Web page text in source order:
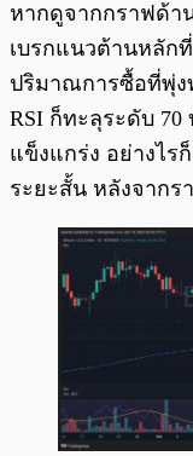
หากดูจากกราฟด้า
เบรกแนวต้านหลัก
ปริมาณการซื้อที่พุ่ง
RSI ก็ทะลุระดับ
แข็งแกร่ง อย่างไร
ระยะสั้น หลังจากร